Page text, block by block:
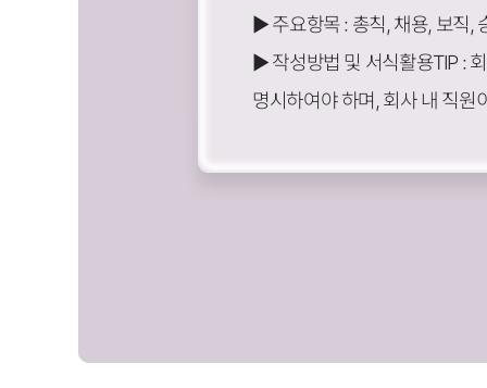
▶ 주요항목 : 총칙, 채용, 보직,
▶ 작성방법 및 서식활용TIP :
명시하여야 하며, 회사 내 직원